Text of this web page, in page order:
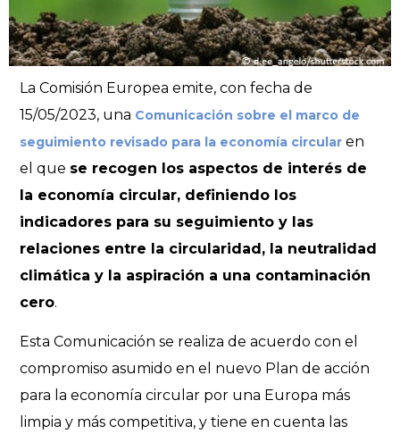
La Comisión Europea emite, con fecha de
15/05/2023, una Comunicación sobre el marco de
seguimiento revisado para la economía circular en
el que se recogen los aspectos de interés de
la economía circular, definiendo los
indicadores para su seguimiento y las
relaciones entre la circularidad, la neutralidad
climática y la aspiración a una contaminación
cero.
Esta Comunicación se realiza de acuerdo con el
compromiso asumido en el nuevo Plan de acción
para la economía circular por una Europa más
limpia y más competitiva, y tiene en cuenta las